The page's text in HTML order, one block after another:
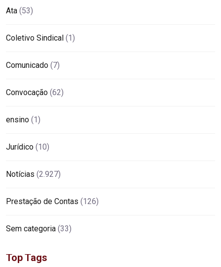
Ata (53)
Coletivo Sindical (1)
Comunicado (7)
Convocação (62)
ensino (1)
Jurídico (10)
Notícias (2.927)
Prestação de Contas (126)
Sem categoria (33)
Top Tags